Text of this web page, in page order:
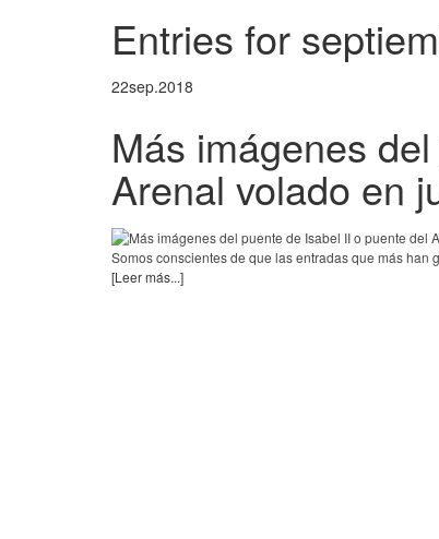
Entries for
22sep.2018
Más imágenes
Arenal volado en
Somos conscientes de que las entradas que más
[Leer más...]